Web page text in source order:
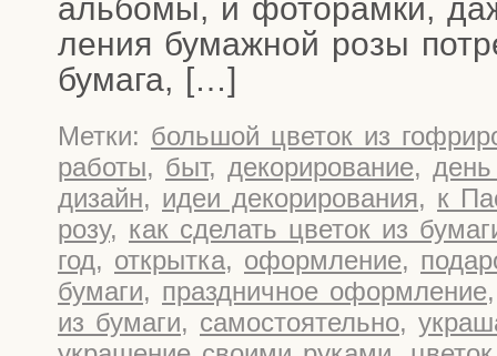
аль­бо­мы, и фото­рам­ки,
ле­ния бумаж­ной розы
бумага, […]
Метки: большой цветок из
работы, быт, декорирование,
дизайн, идеи декорирования, к
розу, как сделать цветок из
год, открытка, оформление,
бумаги, праздничное оформление
из бумаги, самостоятельно,